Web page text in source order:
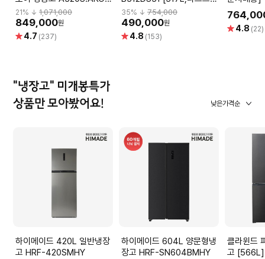
[321L]
21% ↓ 1,071,000
849,000원
별 4.7 (237)
파이트]
35% ↓754,000
490,000원
별 4.8 (153)
별 4.8 (22)
"냉장고" 미개봉특가
상품만 모아봤어요!
낮은가격순
하이메이드 420L 일반냉장
고 HRF-420SMHY
하이메이드 604L 양문형냉
장고 HRF-SN604BMHY
클라윈드
고 [566L]